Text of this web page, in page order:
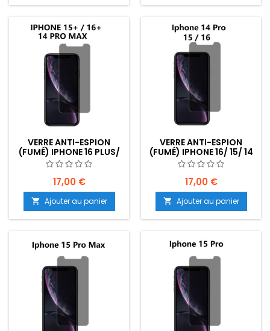
VERRE ANTI-ESPION
(FUMÉ) IPHONE 16 PLUS/
15 PLUS/ 14 PRO MAX -
EMPLACEMENT : Z02-
B20-E02
17,00 €
 Ajouter au panier
VERRE ANTI-ESPION
(FUMÉ) IPHONE 16/ 15/ 14
PRO - EMPLACEMENT :
Z02-B20-E01
17,00 €
 Ajouter au panier